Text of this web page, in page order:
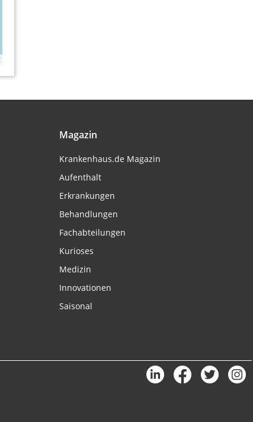
Magazin
Krankenhaus.de Magazin
Aufenthalt
Erkrankungen
Behandlungen
Fachabteilungen
Kurioses
Medizin
Innovationen
Saisonal